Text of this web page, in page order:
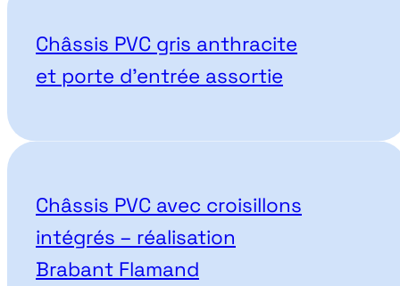
Nos projets
Châssis PVC gris anthracite
et porte d’entrée assortie
Châssis PVC avec croisillons
intégrés – réalisation
Brabant Flamand